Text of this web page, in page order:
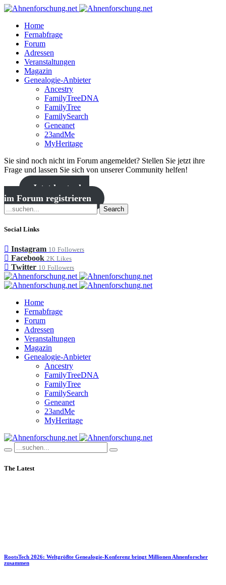
Home
Fernabfrage
Forum
Adressen
Veranstaltungen
Magazin
Genealogie-Anbieter
Ancestry
FamilyTreeDNA
FamilyTree
FamilySearch
Geneanet
23andMe
MyHeritage
Sie sind noch nicht im Forum angemeldet? Stellen Sie jetzt ihre
Frage und lassen Sie sich von unserer Community helfen!
Jetzt kostenlos
im Forum registrieren
Search
Social Links
Instagram 10 Followers
Facebook 2K Likes
Twitter 10 Followers
Home
Fernabfrage
Forum
Adressen
Veranstaltungen
Magazin
Genealogie-Anbieter
Ancestry
FamilyTreeDNA
FamilyTree
FamilySearch
Geneanet
23andMe
MyHeritage
The Latest
RootsTech 2026: Weltgrößte Genealogie-Konferenz bringt Millionen Ahnenforscher
zusammen